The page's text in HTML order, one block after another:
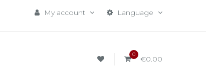
Language
My account
0 €0.00